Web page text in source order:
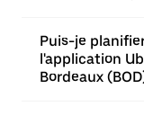
Puis-je
l'application
Bordeaux